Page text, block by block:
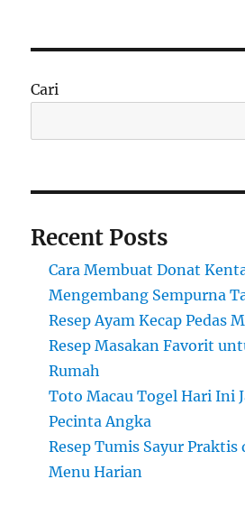
Cari
Recent Posts
Cara Membuat Donat
Mengembang Sempurna
Resep Ayam Kecap Pedas
Resep Masakan Favorit
Rumah
Toto Macau Togel Hari Ini
Pecinta Angka
Resep Tumis Sayur
Menu Harian